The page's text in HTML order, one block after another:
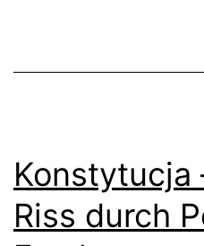
Konstytucja
Riss durch